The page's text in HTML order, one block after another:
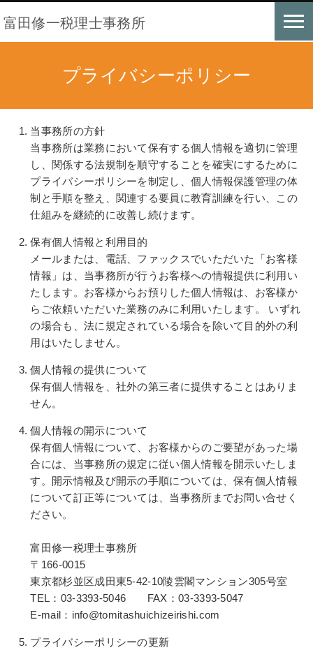
富田修一税理士事務所
プライバシーポリシー
当事務所の方針
当事務所は業務において保有する個人情報を適切に管理
し、関係する法規制を順守することを確実にするために
プライバシーポリシーを制定し、個人情報保護管理の体
制と手順を整え、関連する要員に教育訓練を行い、この
仕組みを継続的に改善し続けます。
保有個人情報と利用目的
メールまたは、電話、ファックスでいただいた「お客様
情報」は、当事務所が行うお客様への情報提供に利用い
たします。お客様からお預りした個人情報は、お客様か
らご依頼いただいた業務のみに利用いたします。 いずれ
の場合も、法に規定されている場合を除いて目的外の利
用はいたしません。
個人情報の提供について
保有個人情報を、社外の第三者に提供することはありま
せん。
個人情報の開示について
保有個人情報について、お客様からのご要望があった場
合には、当事務所の規定に従い個人情報を開示いたしま
す。開示情報及び開示の手順については、保有個人情報
について訂正等については、当事務所までお問い合せく
ださい。
富田修一税理士事務所
〒166-0015
東京都杉並区成田東5-42-10陵雲閣マンション305号室
TEL：03-3393-5046 FAX：03-3393-5047
E-mail：info@tomitashuichizeirishi.com
プライバシーポリシーの更新